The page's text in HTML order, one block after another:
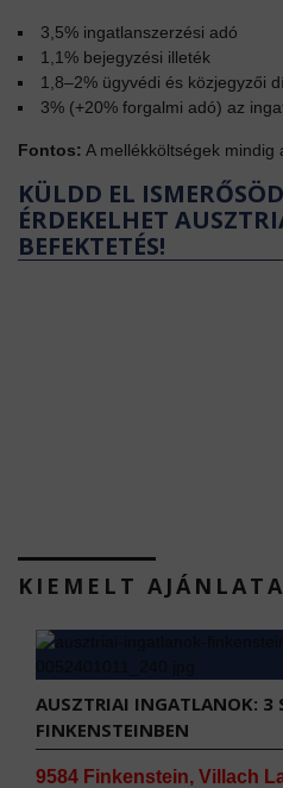
3,5% ingatlanszerzési adó
1,1% bejegyzési illeték
1,8–2% ügyvédi és közjegyzői
3% (+20% forgalmi adó) az
Fontos: A mellékköltségek
KÜLDD EL
ÉRDEKELHET
BEFEKTETÉS!
KIEMELT
AUSZTRIAI INGATLANOK: 3
FINKENSTEINBEN
9584 Finkenstein, Villach